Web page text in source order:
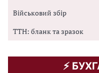
Військовий збір
ТТН: бланк та зразок
⚡️